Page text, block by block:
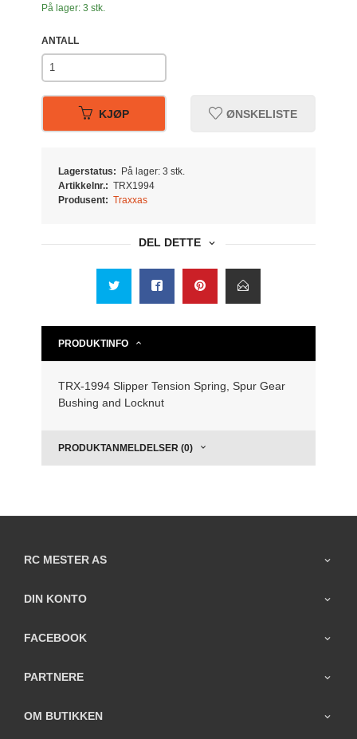
På lager: 3 stk.
ANTALL
KJØP ØNSKELISTE
Lagerstatus:
På lager: 3 stk.
Artikkelnr.: TRX1994
Produsent: Traxxas
DEL DETTE
PRODUKTINFO
TRX-1994 Slipper Tension Spring, Spur Gear
Bushing and Locknut
PRODUKTANMELDELSER (0)
RC MESTER AS
DIN KONTO
FACEBOOK
PARTNERE
OM BUTIKKEN